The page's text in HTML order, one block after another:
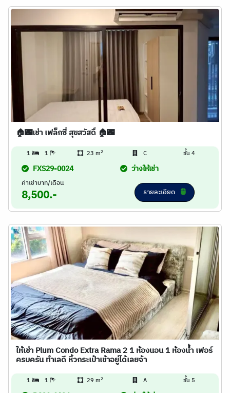
🏠🌃เช่า เฟล็กซี่ สุขสวัสดิ์ 🏠🌃
1 1 23 m2 C ชั้น 4
FXS29-0024 ว่างให้เช่า
ค่าเช่าบาท/เดือน
8,500.- รายละเอียด
ให้เช่า Plum Condo Extra Rama 2 1 ห้องนอน 1 ห้องน้ำ เฟอร์
ครบครัน ทำเลดี หิ้วกระเป๋าเข้าอยู่ได้เลยจ้า
1 1 29 m2 A ชั้น 5